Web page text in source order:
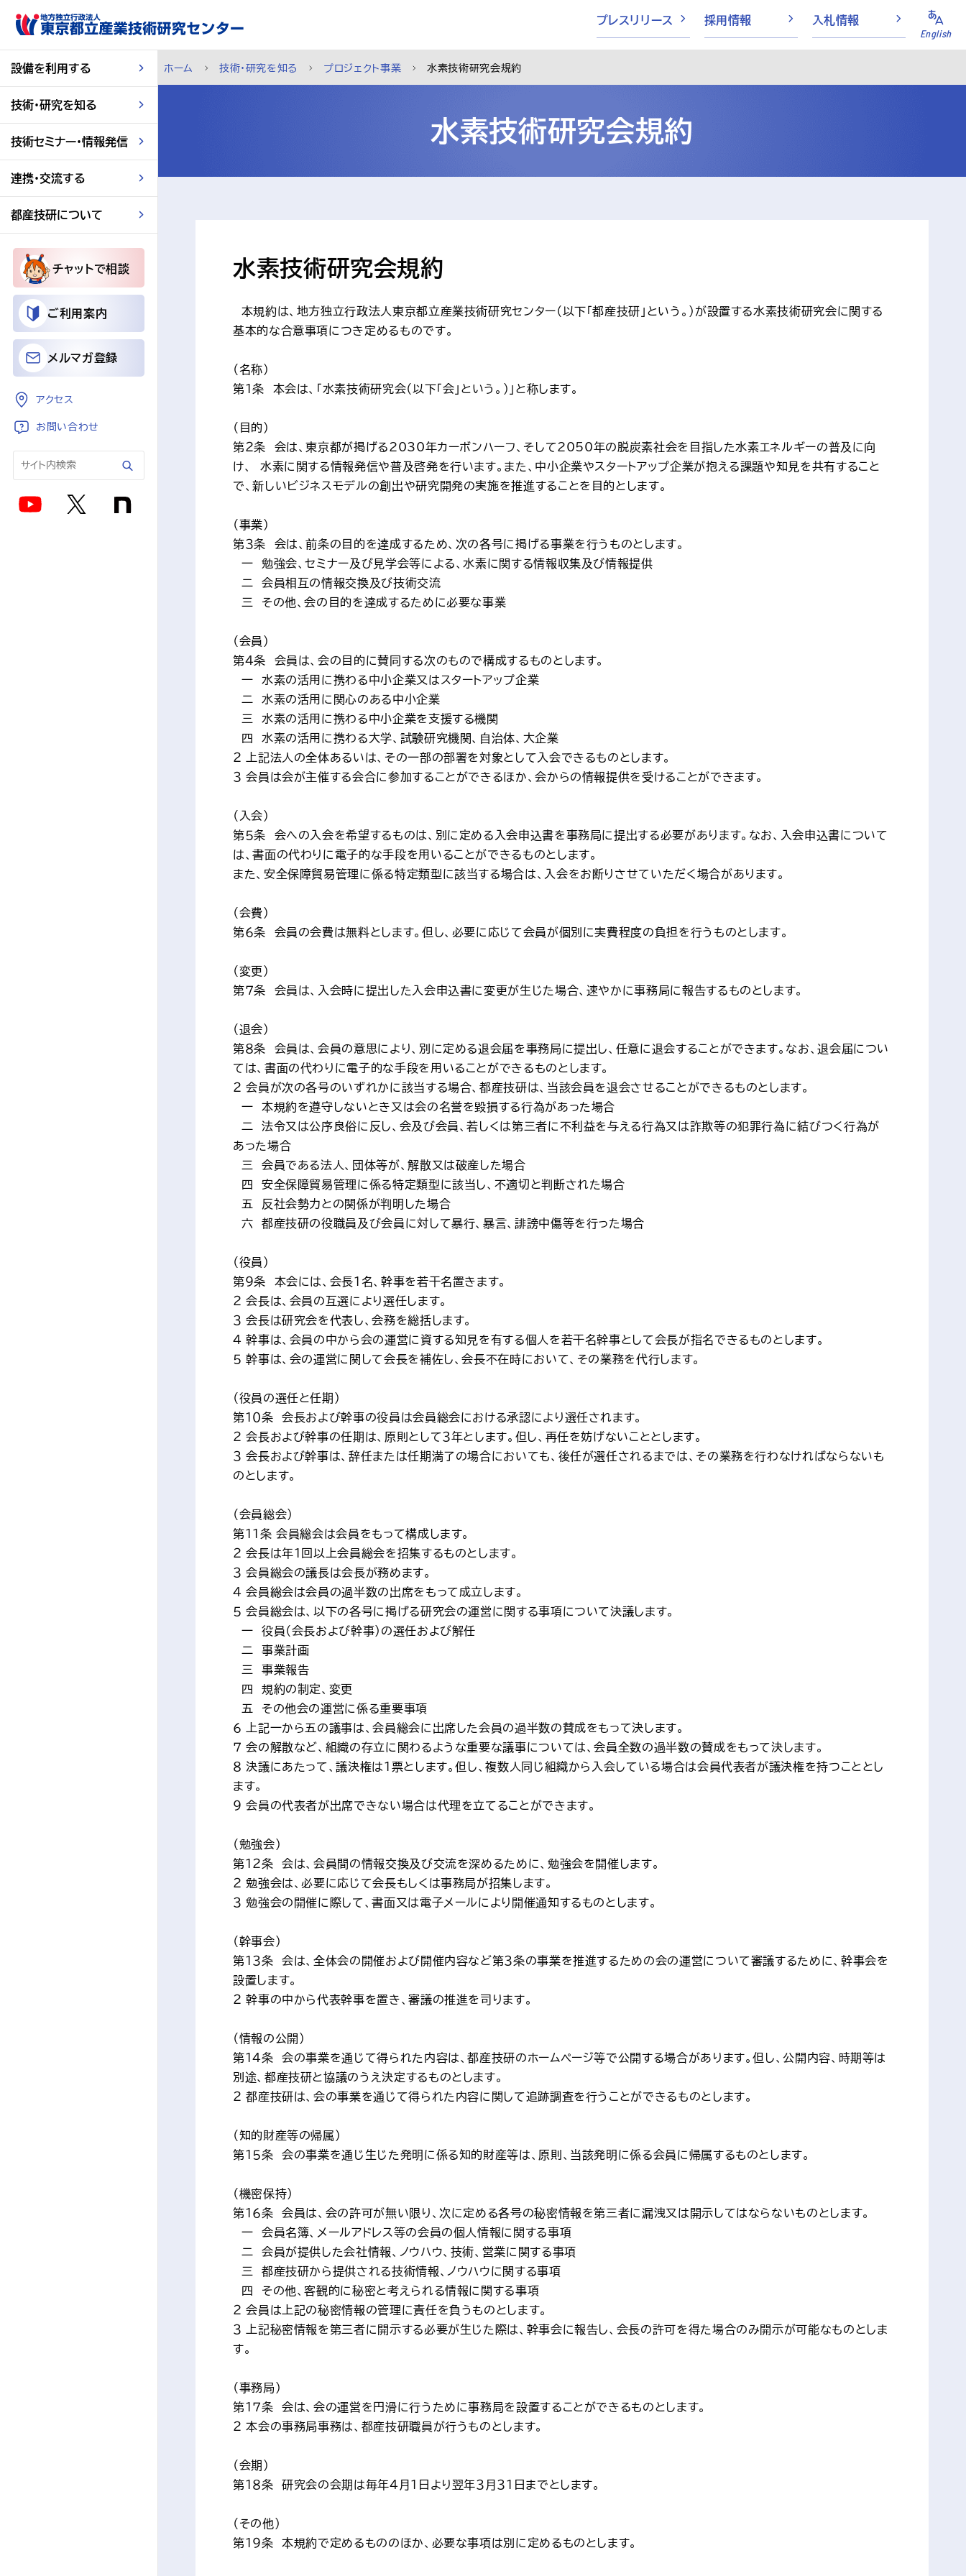
スキップして本文へ
プレスリリース 採用情報 入札情報
English
設備を利用する
技術・研究を知る
技術セミナー・情報発信
連携・交流する
都産技研について
チャットで相談
ご利用案内
メルマガ登録
アクセス
お問い合わせ
ホーム 技術・研究を知る プロジェクト事業 水素技術研究会規約
水素技術研究会規約
水素技術研究会規約
本規約は、地方独立行政法人東京都立産業技術研究センター（以下「都産技研」という。）が設置する水素技術研究会に関する
基本的な合意事項につき定めるものです。
（名称）
第１条　本会は、「水素技術研究会（以下「会」という。）」と称します。
（目的）
第２条　会は、東京都が掲げる2030年カーボンハーフ、そして2050年の脱炭素社会を目指した水素エネルギーの普及に向
け、　水素に関する情報発信や普及啓発を行います。また、中小企業やスタートアップ企業が抱える課題や知見を共有すること
で、新しいビジネスモデルの創出や研究開発の実施を推進することを目的とします。
（事業）
第３条　会は、前条の目的を達成するため、次の各号に掲げる事業を行うものとします。
一　勉強会、セミナー及び見学会等による、水素に関する情報収集及び情報提供
二　会員相互の情報交換及び技術交流
三　その他、会の目的を達成するために必要な事業
（会員）
第４条　会員は、会の目的に賛同する次のもので構成するものとします。
一　水素の活用に携わる中小企業又はスタートアップ企業
二　水素の活用に関心のある中小企業
三　水素の活用に携わる中小企業を支援する機関
四　水素の活用に携わる大学、試験研究機関、自治体、大企業
２ 上記法人の全体あるいは、その一部の部署を対象として入会できるものとします。
３ 会員は会が主催する会合に参加することができるほか、会からの情報提供を受けることができます。
（入会）
第５条　会への入会を希望するものは、別に定める入会申込書を事務局に提出する必要があります。なお、入会申込書について
は、書面の代わりに電子的な手段を用いることができるものとします。
また、安全保障貿易管理に係る特定類型に該当する場合は、入会をお断りさせていただく場合があります。
（会費）
第６条　会員の会費は無料とします。但し、必要に応じて会員が個別に実費程度の負担を行うものとします。
（変更）
第７条　会員は、入会時に提出した入会申込書に変更が生じた場合、速やかに事務局に報告するものとします。
（退会）
第８条　会員は、会員の意思により、別に定める退会届を事務局に提出し、任意に退会することができます。なお、退会届につい
ては、書面の代わりに電子的な手段を用いることができるものとします。
２ 会員が次の各号のいずれかに該当する場合、都産技研は、当該会員を退会させることができるものとします。
一　本規約を遵守しないとき又は会の名誉を毀損する行為があった場合
二　法令又は公序良俗に反し、会及び会員、若しくは第三者に不利益を与える行為又は詐欺等の犯罪行為に結びつく行為が
あった場合
三　会員である法人、団体等が、解散又は破産した場合
四　安全保障貿易管理に係る特定類型に該当し、不適切と判断された場合
五　反社会勢力との関係が判明した場合
六　都産技研の役職員及び会員に対して暴行、暴言、誹謗中傷等を行った場合
（役員）
第９条　本会には、会長1名、幹事を若干名置きます。
２ 会長は、会員の互選により選任します。
３ 会長は研究会を代表し、会務を総括します。
４ 幹事は、会員の中から会の運営に資する知見を有する個人を若干名幹事として会長が指名できるものとします。
５ 幹事は、会の運営に関して会長を補佐し、会長不在時において、その業務を代行します。
（役員の選任と任期）
第１０条　会長および幹事の役員は会員総会における承認により選任されます。
２ 会長および幹事の任期は、原則として３年とします。但し、再任を妨げないこととします。
３ 会長および幹事は、辞任または任期満了の場合においても、後任が選任されるまでは、その業務を行わなければならないも
のとします。
（会員総会）
第１１条 会員総会は会員をもって構成します。
２ 会長は年1回以上会員総会を招集するものとします。
３ 会員総会の議長は会長が務めます。
４ 会員総会は会員の過半数の出席をもって成立します。
５ 会員総会は、以下の各号に掲げる研究会の運営に関する事項について決議します。
一　役員（会長および幹事）の選任および解任
二　事業計画
三　事業報告
四　規約の制定、変更
五　その他会の運営に係る重要事項
６ 上記一から五の議事は、会員総会に出席した会員の過半数の賛成をもって決します。
７ 会の解散など、組織の存立に関わるような重要な議事については、会員全数の過半数の賛成をもって決します。
８ 決議にあたって、議決権は1票とします。但し、複数人同じ組織から入会している場合は会員代表者が議決権を持つこととし
ます。
９ 会員の代表者が出席できない場合は代理を立てることができます。
（勉強会）
第１２条　会は、会員間の情報交換及び交流を深めるために、勉強会を開催します。
２ 勉強会は、必要に応じて会長もしくは事務局が招集します。
３ 勉強会の開催に際して、書面又は電子メールにより開催通知するものとします。
（幹事会）
第１３条　会は、全体会の開催および開催内容など第３条の事業を推進するための会の運営について審議するために、幹事会を
設置します。
２ 幹事の中から代表幹事を置き、審議の推進を司ります。
（情報の公開）
第１４条　会の事業を通じて得られた内容は、都産技研のホームページ等で公開する場合があります。但し、公開内容、時期等は
別途、都産技研と協議のうえ決定するものとします。
２ 都産技研は、会の事業を通じて得られた内容に関して追跡調査を行うことができるものとします。
（知的財産等の帰属）
第１５条　会の事業を通じ生じた発明に係る知的財産等は、原則、当該発明に係る会員に帰属するものとします。
（機密保持）
第１６条　会員は、会の許可が無い限り、次に定める各号の秘密情報を第三者に漏洩又は開示してはならないものとします。
一　会員名簿、メールアドレス等の会員の個人情報に関する事項
二　会員が提供した会社情報、ノウハウ、技術、営業に関する事項
三　都産技研から提供される技術情報、ノウハウに関する事項
四　その他、客観的に秘密と考えられる情報に関する事項
２ 会員は上記の秘密情報の管理に責任を負うものとします。
３ 上記秘密情報を第三者に開示する必要が生じた際は、幹事会に報告し、会長の許可を得た場合のみ開示が可能なものとしま
す。
（事務局）
第１７条　会は、会の運営を円滑に行うために事務局を設置することができるものとします。
２ 本会の事務局事務は、都産技研職員が行うものとします。
（会期）
第１８条　研究会の会期は毎年４月１日より翌年３月３１日までとします。
（その他）
第１９条　本規約で定めるもののほか、必要な事項は別に定めるものとします。